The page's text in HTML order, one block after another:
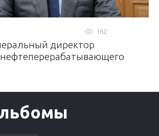
162
директор